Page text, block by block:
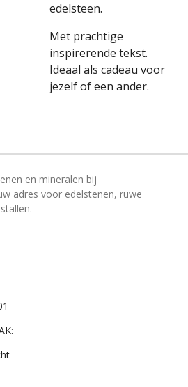
edelsteen.
Met prachtige
inspirerende tekst.
Ideaal als cadeau voor
jezelf of een ander.
en mineralen bij
adres voor edelstenen, ruwe